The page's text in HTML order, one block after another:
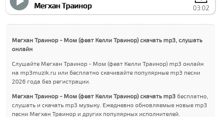
Мегхан Траинор
03:02
Мегхан Траинор - Мом (феат Келли Траинор) скачать mp3, слушать
онлайн
Слушайте Мегхан Траинор - Мом (феат Келли Траинор) mp3 онлайн
на mp3muzik.ru или бесплатно скачивайте популярные mp3 песни
2026 года без регистрации.
Мегхан Траинор - Мом (феат Келли Траинор) скачать mp3 бесплатно,
слушать и скачать mp3 музыку. Ежедневно обновляемые новые mp3
песни Мегхан Траинор и других популярных исполнителей.